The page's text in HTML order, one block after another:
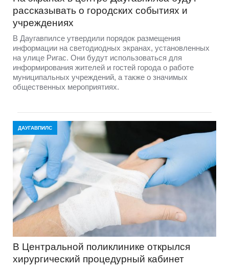
рассказывать о городских событиях и
учреждениях
В Даугавпилсе утвердили порядок размещения
информации на светодиодных экранах, установленных
на улице Ригас. Они будут использоваться для
информирования жителей и гостей города о работе
муниципальных учреждений, а также о значимых
общественных мероприятиях.
ДАУГАВПИЛС
В Центральной поликлинике открылся
хирургический процедурный кабинет